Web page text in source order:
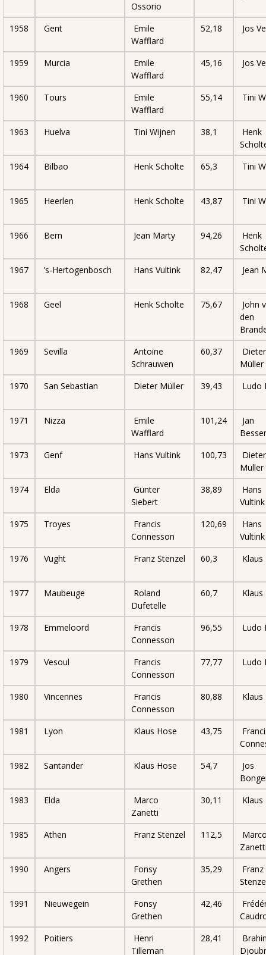
Ossorio
1958 Gent
Emile
Wafflard
52,18 Jos
1959 Murcia
Emile
Wafflard
45,16 Jos
1960 Tours
Emile
Wafflard
55,14 Tini
1963 Huelva Tini Wijnen 38,1
Henk
1964
Bilbao Henk Scholte 65,3 Tini
1965 Heerlen Henk Scholte 43,87 Tini
1966 Bern Jean Marty 94,26
Henk
1967
’s-Hertogenbosch Hans Vultink 82,47 Jean
1968 Geel Henk Scholte 75,67
John
den
1969
Sevilla
Antoine
Schrauwen
60,37
Dieter
Müller
1970
San Sebastian Dieter Müller 39,43 Ludo
1971 Nizza
Emile
Wafflard
101,24
Jan
1973
Genf Hans Vultink 100,73
Dieter
Müller
1974
Elda
Günter
Siebert
38,89
Hans
Vultink
1975
Troyes
Francis
Connesson
120,69
Hans
Vultink
1976
Vught Franz Stenzel 60,3 Klaus
1977 Maubeuge
Roland
Dufetelle
60,7 Klaus
1978 Emmeloord
Francis
Connesson
96,55 Ludo
1979 Vesoul
Francis
Connesson
77,77 Ludo
1980 Vincennes
Francis
Connesson
80,88 Klaus
1981 Lyon Klaus Hose 43,75
1982
Santander Klaus Hose 54,7
Jos
1983
Elda
Marco
Zanetti
30,11 Klaus
1985 Athen Franz Stenzel 112,5
1990
Angers
Fonsy
Grethen
35,29
Franz
1991
Nieuwegein
Fonsy
Grethen
42,46
1992
Poitiers
Henri
Tilleman
28,41